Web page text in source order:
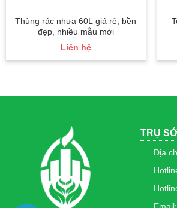
Thùng rác nhựa 60L giá rẻ, bền
đẹp, nhiều mẫu mới
Liên hệ
TRỤ
Địa